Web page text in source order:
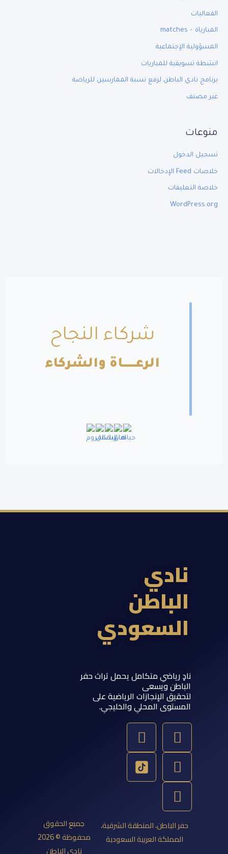
الفعاليات
المبارياة – matches
المسؤولية الإجتماعية
انشطة تسويقية للمباريات
برنامج نادي الباطن لرفع نسبة الممارسين للرياضة
غير مصنف
منوعات
تسجيل الدخول
خلاصات Feed الإدخالات
خلاصة التعليقات
WordPress.org
شركاء النجاح
الرعــــــاة والشركاء
نادي
الباطن
السعودي
نادٍ رياضي متكامل يحمل تراث حفر
الباطن ويسعى
لتحقيق الإنجازات الرياضية على
المستوى المحلي والخليجي.
T
w
i
t
r
Y
o
u
t
u
S
n
a
p
c
h
a
t
I
n
s
a
g
r
a
m
حفر الباطن، المنطقة الشرقية،
المملكة العربية السعودية
جميع الحقوق
محفوظة © 2026
نادي الباطن